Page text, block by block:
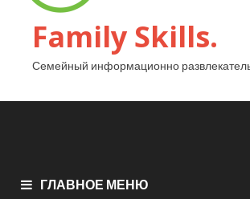
Family Skills.
Семейный информационно
ГЛАВНОЕ МЕНЮ